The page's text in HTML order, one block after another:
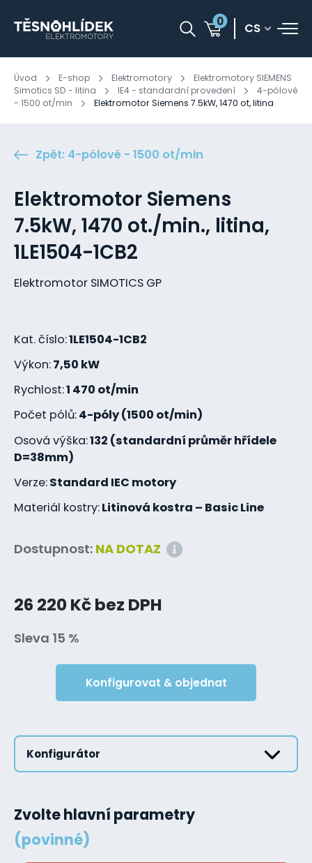
0 CS
Úvod E-shop Elektromotory
Elektromotory SIEMENS
Simotics SD - litina
IE4 - standardní provedení
4-pólové
- 1500 ot/min
Elektromotor Siemens 7.5kW, 1470 ot, litina
Zpět: 4-pólové - 1500 ot/min
Elektromotor Siemens
7.5kW, 1470 ot./min., litina,
1LE1504-1CB2
Elektromotor SIMOTICS GP
Kat. číslo:1LE1504-1CB2
Výkon:7,50 kW
Rychlost:1 470 ot/min
Počet pólů:4-póly (1500 ot/min)
Osová výška:132 (standardní průměr hřídele
D=38mm)
Verze:Standard IEC motory
Materiál kostry:Litinová kostra – Basic Line
Dostupnost: NA DOTAZ
26 220 Kč bez DPH
Sleva 15 %
Konfigurovat & objednat
Konfigurátor
Zvolte hlavní parametry
(povinné)